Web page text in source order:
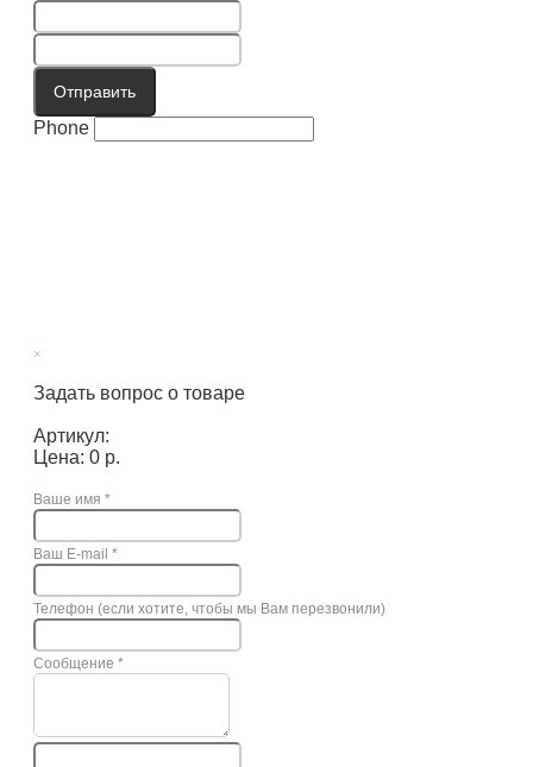
Отправить
Phone
×
Задать вопрос о товаре
Артикул:
Цена: 0 р.
Ваше имя *
Ваш E-mail *
Телефон (если хотите, чтобы мы Вам перезвонили)
Сообщение *